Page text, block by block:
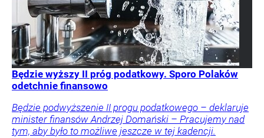
Będzie wyższy II próg podatkowy. Sporo Polaków
odetchnie finansowo
Będzie podwyższenie II progu podatkowego – deklaruje
minister finansów Andrzej Domański – Pracujemy nad
tym, aby było to możliwe jeszcze w tej kadencji.